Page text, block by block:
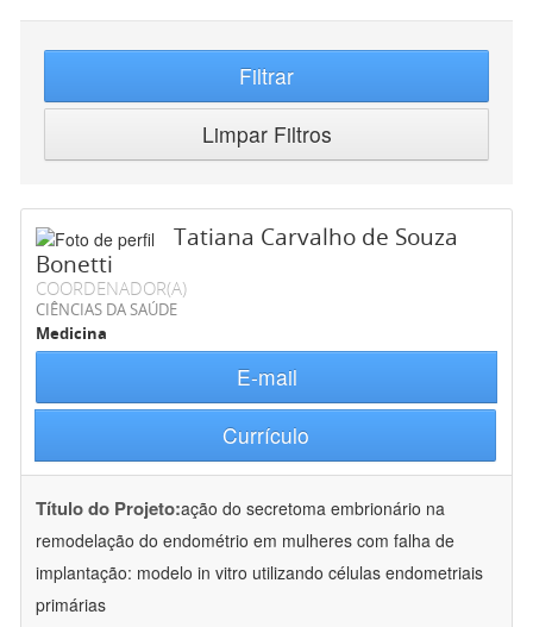
Filtrar
Limpar Filtros
Tatiana Carvalho de Souza
Bonetti
COORDENADOR(A)
CIÊNCIAS DA SAÚDE
Medicina
E-mail
Currículo
Título do Projeto:ação do secretoma embrionário na
remodelação do endométrio em mulheres com falha de
implantação: modelo in vitro utilizando células endometriais
primárias